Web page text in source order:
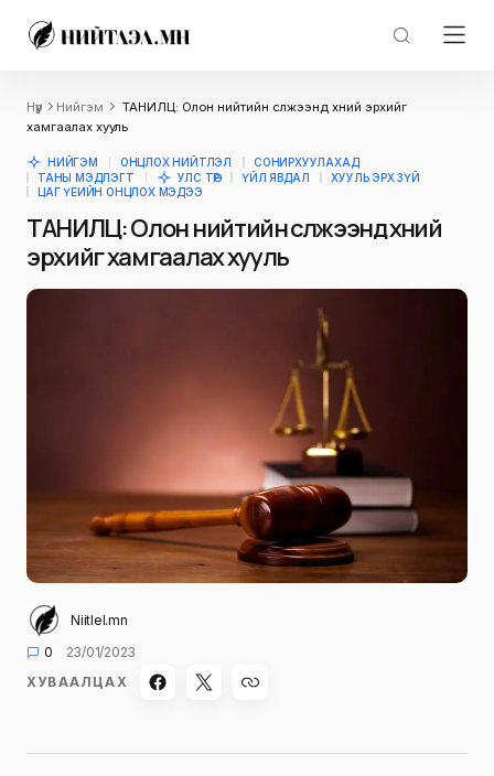
Нүүр Нийгэм
ТАНИЛЦ: Олон нийтийн сүлжээнд хүний эрхийг
хамгаалах хууль
НИЙГЭМ ОНЦЛОХ НИЙТЛЭЛ
СОНИРХУУЛАХАД
ТАНЫ МЭДЛЭГТ
УЛС ТӨР ҮЙЛ ЯВДАЛ
ХУУЛЬ ЭРХ ЗҮЙ
ЦАГ ҮЕИЙН ОНЦЛОХ МЭДЭЭ
ТАНИЛЦ: Олон нийтийн сүлжээнд хүний
эрхийг хамгаалах хууль
Niitlel.mn
0
23/01/2023
ХУВААЛЦАХ